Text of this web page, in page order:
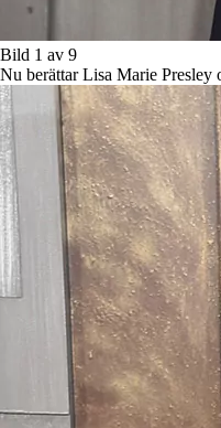
Bild 1 av 9
Nu berättar Lisa Marie Presley